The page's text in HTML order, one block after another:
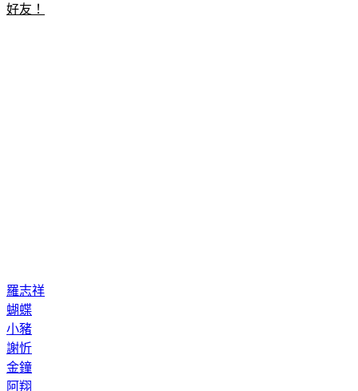
好友！
羅志祥
蝴蝶
小豬
謝忻
金鐘
阿翔